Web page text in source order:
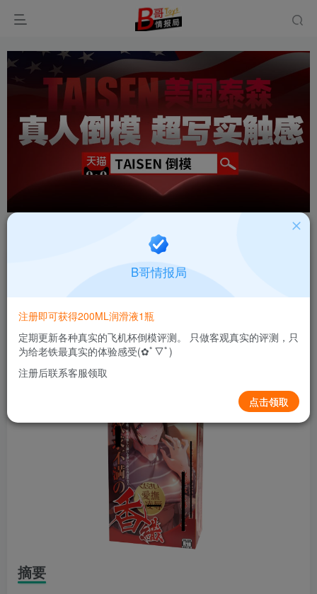
正文
日本蜜壶香织飞机杯超高刺激内黏膜设计双通道飞
B哥情报局-产品指南针
6个月前发布
0 218 7
摘要
B哥情报局
注册即可获得200ML润滑液1瓶
定期更新各种真实的飞机杯倒模评测。 只做客观真实的评测，只
为给老铁最真实的体验感受(✿ﾟ▽ﾟ)
注册后联系客服领取
点击领取